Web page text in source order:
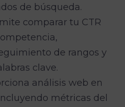
de búsqueda.
comparar tu CTR
de rangos y
clave.
análisis web en
métricas del